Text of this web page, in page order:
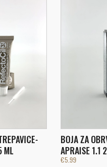
ML
BOJA ZA
APRAISE 1.1
€5.99